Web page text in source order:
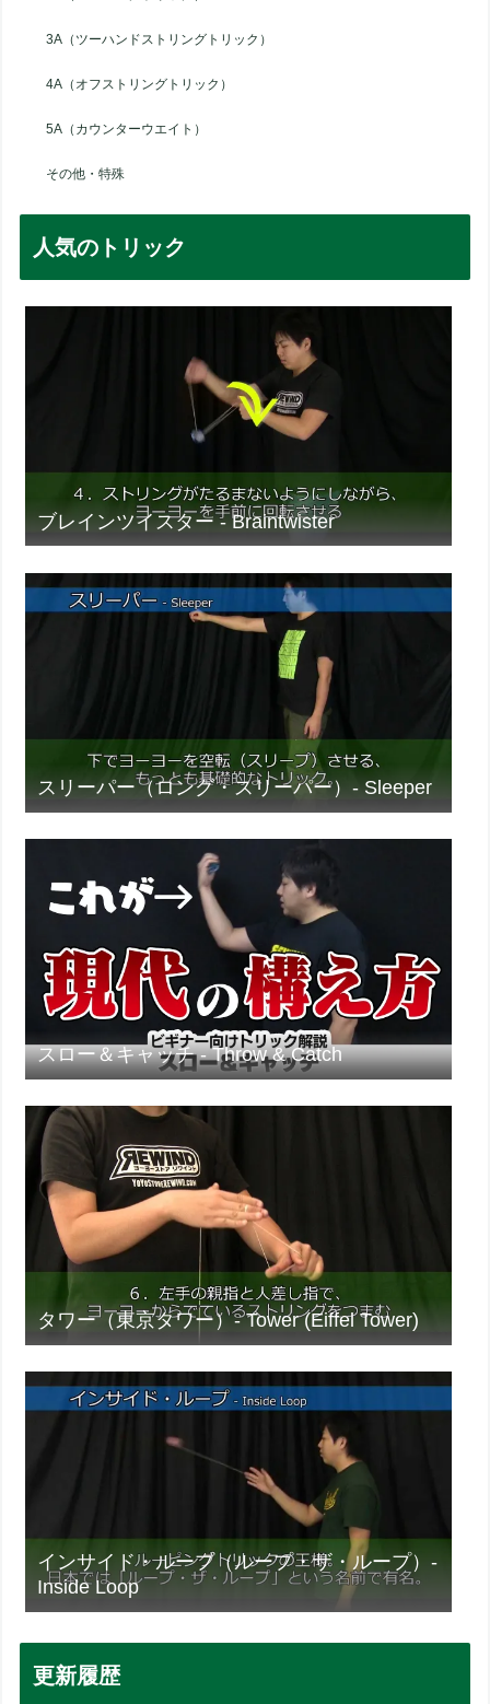
3A（ツーハンドストリングトリック）
4A（オフストリングトリック）
5A（カウンターウエイト）
その他・特殊
人気のトリック
ブレインツイスター - Braintwister
スリーパー（ロング・スリーパー）- Sleeper
スロー＆キャッチ - Throw & Catch
タワー（東京タワー）- Tower (Eiffel Tower)
インサイド・ループ（ループ・ザ・ループ）-
Inside Loop
更新履歴